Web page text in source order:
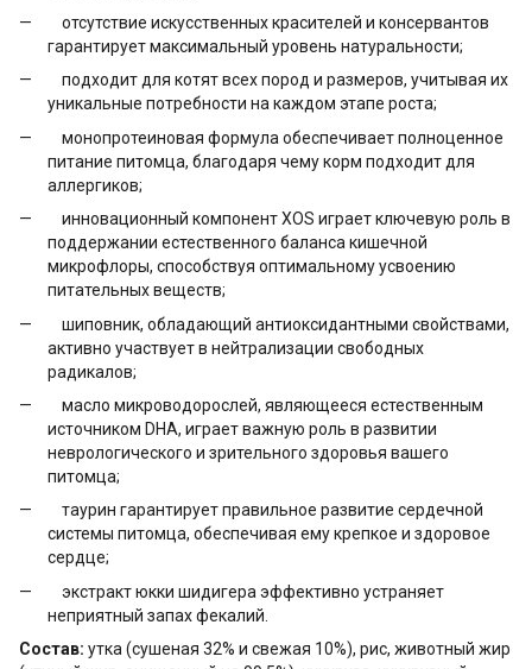
отсутствие искусственных красителей и консервантов
гарантирует максимальный уровень натуральности;
подходит для котят всех пород и размеров, учитывая их
уникальные потребности на каждом этапе роста;
монопротеиновая формула обеспечивает полноценное
питание питомца, благодаря чему корм подходит для
аллергиков;
инновационный компонент XOS играет ключевую роль в
поддержании естественного баланса кишечной
микрофлоры, способствуя оптимальному усвоению
питательных веществ;
шиповник, обладающий антиоксидантными свойствами,
активно участвует в нейтрализации свободных
радикалов;
масло микроводорослей, являющееся естественным
источником DHA, играет важную роль в развитии
неврологического и зрительного здоровья вашего
питомца;
таурин гарантирует правильное развитие сердечной
системы питомца, обеспечивая ему крепкое и здоровое
сердце;
экстракт юкки шидигера эффективно устраняет
неприятный запах фекалий.
Состав: утка (сушеная 32% и свежая 10%), рис, животный жир